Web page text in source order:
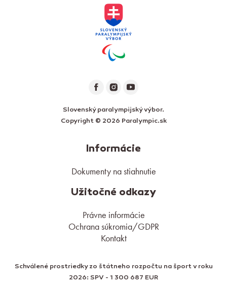
Slovenský paralympijský výbor.
Copyright © 2026 Paralympic.sk
Informácie
Dokumenty na stiahnutie
Užitočné odkazy
Právne informácie
Ochrana súkromia/GDPR
Kontakt
Schválené prostriedky zo štátneho rozpočtu na šport v roku
2026: SPV - 1 300 687 EUR